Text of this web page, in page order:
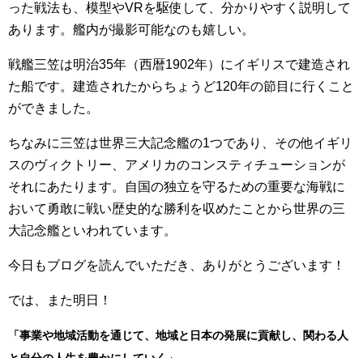
った戦法も、模型やVRを駆使して、分かりやすく説明して
あります。艦内が撮影可能なのも嬉しい。
戦艦三笠は明治35年（西暦1902年）にイギリスで建造され
た船です。建造されたからちょうど120年の節目に行くこと
ができました。
ちなみに三笠は世界三大記念艦の1つであり、その他イギリ
スのヴィクトリー、アメリカのコンスティチューションが
それにあたります。自国の独立を守るための重要な海戦に
おいて勇敢に戦い歴史的な勝利を収めたことから世界の三
大記念艦といわれています。
今日もブログを読んでいただき、ありがとうございます！
では、また明日！
「事業や地域活動を通じて、地域と日本の発展に貢献し、関わる人